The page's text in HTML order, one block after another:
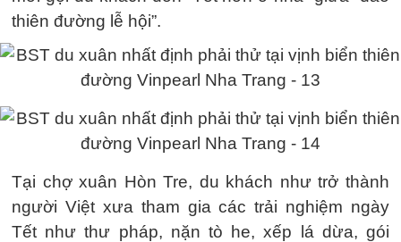
thiên đường lễ hội”.
Tại chợ xuân Hòn Tre, du khách như trở thành
người Việt xưa tham gia các trải nghiệm ngày
Tết như thư pháp, nặn tò he, xếp lá dừa, gói